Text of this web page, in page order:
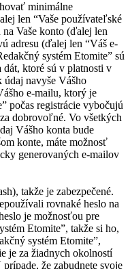
minimálne
len “Vaše používateľské
na Vaše konto (ďalej len
adresu (ďalej len “Váš e-
systém Etomite” sú
dát, ktoré sú v platnosti v
navyše Vášho
e-mailu, ktorý je
počas registrácie vybočujú
dobrovoľné. Vo všetkých
Vášho konta bude
konte, máte možnosť
generovaných e-mailov
takže je zabezpečené.
rovnaké heslo na
je možnosťou pre
Etomite”, takže si ho,
systém Etomite”,
je za žiadnych okolností
že zabudnete svoje